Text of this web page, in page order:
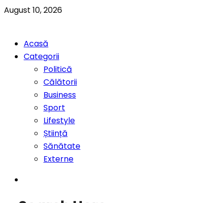
August 10, 2026
Acasă
Categorii
Politică
Călătorii
Business
Sport
Lifestyle
Știință
Sănătate
Externe